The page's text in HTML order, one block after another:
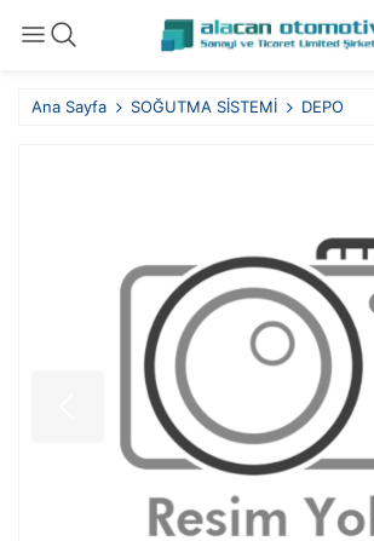
Ana Sayfa SOĞUTMA SİSTEMİ DEPO